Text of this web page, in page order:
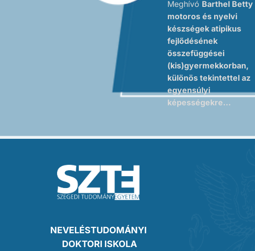
Meghívó Barthel Betty
motoros és nyelvi
készségek atipikus
fejlődésének
összefüggései
(kis)gyermekkorban,
különös tekintettel az
egyensúlyi
képességekre…
NEVELÉSTUDOMÁNYI
DOKTORI ISKOLA